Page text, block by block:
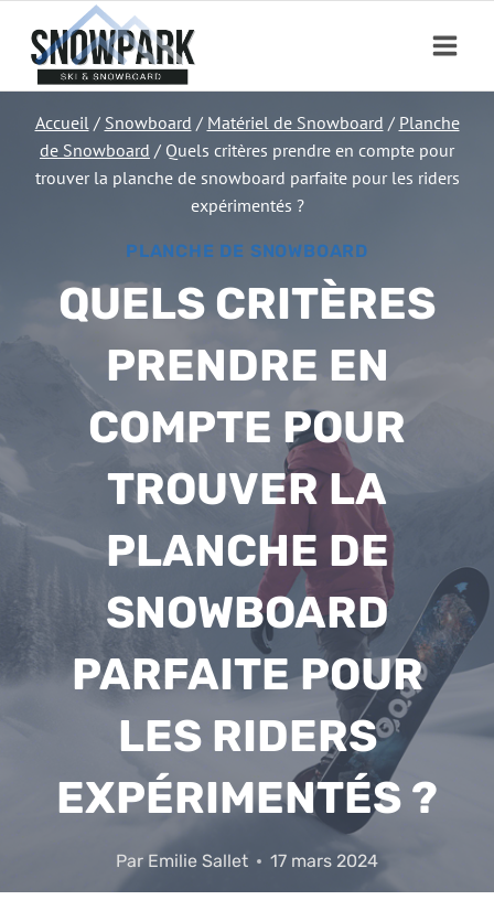
contenu
Accueil / Snowboard / Matériel de Snowboard / Planche
de Snowboard / Quels critères prendre en compte pour
trouver la planche de snowboard parfaite pour les riders
expérimentés ?
PLANCHE DE SNOWBOARD
QUELS CRITÈRES
PRENDRE EN
COMPTE POUR
TROUVER LA
PLANCHE DE
SNOWBOARD
PARFAITE POUR
LES RIDERS
EXPÉRIMENTÉS ?
Par Emilie Sallet 17 mars 2024